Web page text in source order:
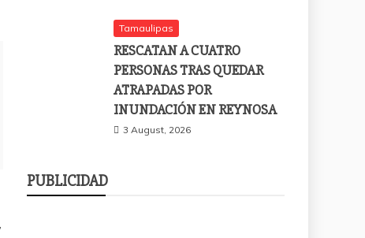
Tamaulipas
RESCATAN A CUATRO
PERSONAS TRAS QUEDAR
ATRAPADAS POR
INUNDACIÓN EN REYNOSA
3 August, 2026
PUBLICIDAD